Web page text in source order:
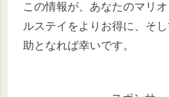
この情報が、あなたのマリ
ルステイをよりお得に、そ
助となれば幸いです。